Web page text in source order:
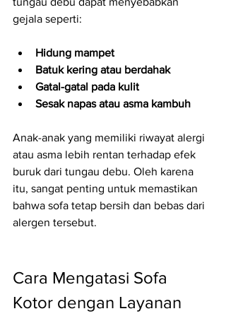
gejala seperti:
Hidung mampet
Batuk kering atau berdahak
Gatal-gatal pada kulit
Sesak napas atau asma kambuh
Anak-anak yang memiliki riwayat alergi
atau asma lebih rentan terhadap efek
buruk dari tungau debu. Oleh karena
itu, sangat penting untuk memastikan
bahwa sofa tetap bersih dan bebas dari
alergen tersebut.
Cara Mengatasi Sofa
Kotor dengan Layanan